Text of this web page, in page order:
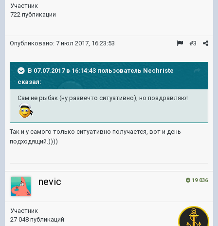
Участник
722 публикации
#3
Опубликовано: 7 июл 2017, 16:23:53
В 07.07.2017 в 16:14:43 пользователь Nechriste
сказал:
Сам не рыбак (ну развечто ситуативно), но поздравляю!
Так и у самого только ситуативно получается, вот и день
подходящий.))))
19 036
nevic
Участник
27 048 публикаций